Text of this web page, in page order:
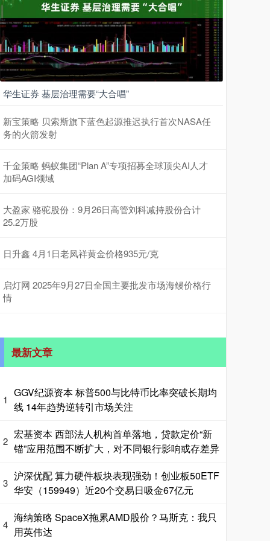
华生证券 基层治理需要“大合唱”
新宝策略 贝索斯旗下蓝色起源推迟执行首次NASA任
务的火箭发射
千金策略 蚂蚁集团“Plan A”专项招募全球顶尖AI人才
加码AGI领域
大盈家 骆驼股份：9月26日高管刘科减持股份合计
25.2万股
日升鑫 4月1日老凤祥黄金价格935元/克
启灯网 2025年9月27日全国主要批发市场海鳗价格行
情
最新文章
1
GGV纪源资本 标普500与比特币比率突破长期均
线 14年趋势逆转引市场关注
2
宏基资本 西部法人机构首单落地，贷款定价“新
锚”应用范围不断扩大，对不同银行影响或存差异
3
沪深优配 算力硬件板块表现强劲！创业板50ETF
华安（159949）近20个交易日吸金67亿元
4
海纳策略 SpaceX拖累AMD股价？马斯克：我只
用英伟达